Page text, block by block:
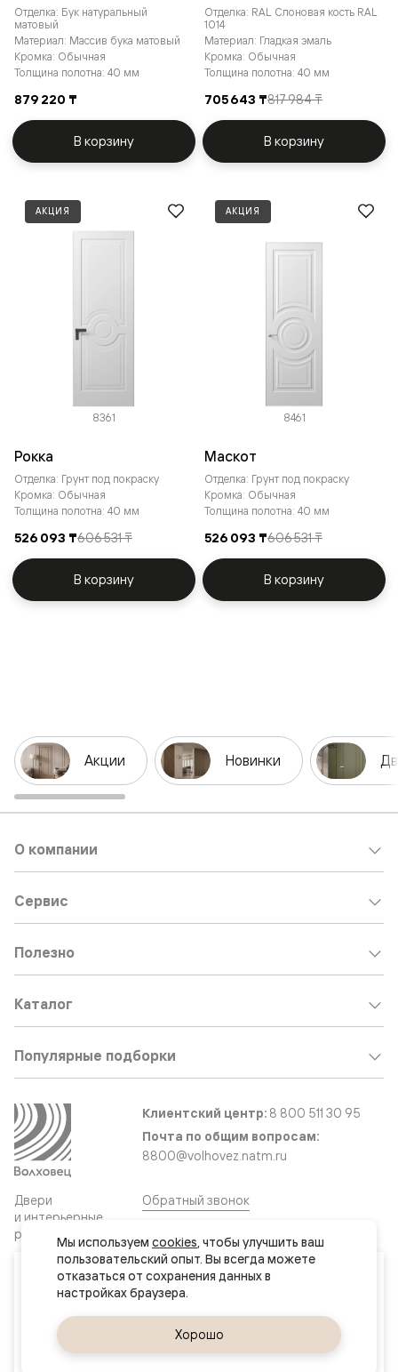
Ваш город
Нур-Султан (Астана)
Отделка: Бук натуральный
матовый
Материал: Массив бука матовый
Кромка: Обычная
Толщина полотна: 40 мм
879 220 ₸
В корзину
Отделка: RAL Слоновая кость RAL
1014
Материал: Гладкая эмаль
Кромка: Обычная
Толщина полотна: 40 мм
705 643 ₸817 984 ₸
В корзину
АКЦИЯ
8361
Рокка
Отделка: Грунт под покраску
Кромка: Обычная
Толщина полотна: 40 мм
526 093 ₸606 531 ₸
В корзину
АКЦИЯ
8461
Маскот
Отделка: Грунт под покраску
Кромка: Обычная
Толщина полотна: 40 мм
526 093 ₸606 531 ₸
В корзину
Акции Новинки
Двери
и интерьерные
решения
О компании
Сервис
Полезно
Каталог
Популярные подборки
Клиентский центр: 8 800 511 30 95
Почта по общим вопросам:
8800@volhovez.natm.ru
Обратный звонок
Сайт не является публичной офертой
Правовая информация
Дизайн сайта совместно с агентством
Супрематика
Мы используем cookies, чтобы улучшить ваш
пользовательский опыт. Вы всегда можете
отказаться от сохранения данных в
Хорошо